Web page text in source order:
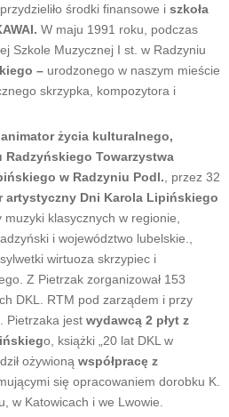
środki finansowe i szkoła
W maju 1991 roku, podczas
Szkole Muzycznej I st. w Radzyniu
– urodzonego w naszym mieście
skrzypka, kompozytora i
życia kulturalnego,
Radzyńskiego Towarzystwa
w Radzyniu Podl. , przez 32
artystyczny Dni Karola Lipińskiego
klasycznych w regionie,
i województwo lubelskie.,
wirtuoza skrzypiec i
Z Pietrzak zorganizował 153
DKL. RTM pod zarządem i przy
Pietrzaka jest wydawcą 2 płyt z
o, książki „20 lat DKL w
ożywioną współpracę z
się opracowaniem dorobku K.
w Katowicach i we Lwowie.